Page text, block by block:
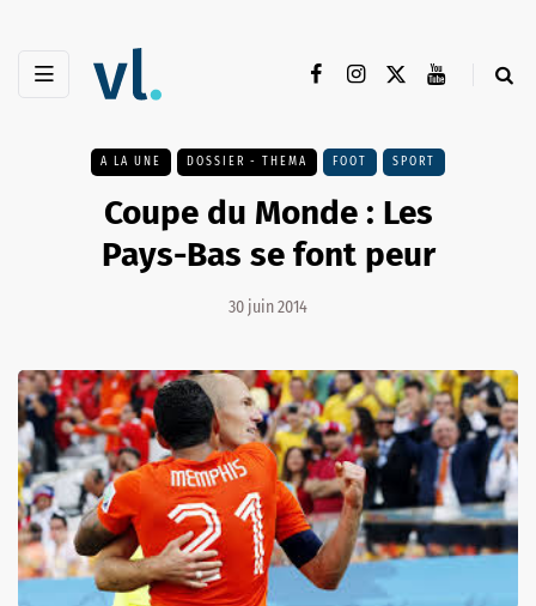
A LA UNE DOSSIER - THEMA FOOT SPORT
Coupe du Monde : Les
Pays-Bas se font peur
30 juin 2014